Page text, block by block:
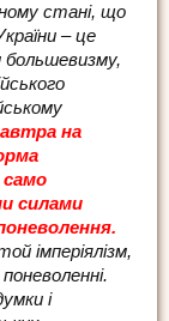
стані, що
– це
большевизму,
на
само
силами
імперіялізм,
і